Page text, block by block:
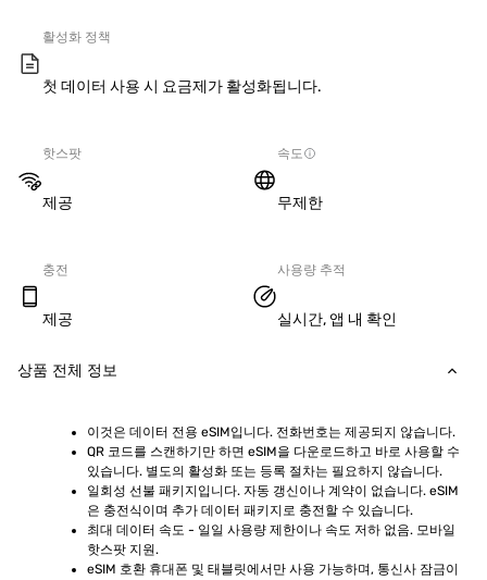
활성화 정책
첫 데이터 사용 시 요금제가 활성화됩니다.
핫스팟
제공
속도
무제한
충전
제공
사용량 추적
실시간, 앱 내 확인
상품 전체 정보
이것은 데이터 전용 eSIM입니다. 전화번호는 제공되지 않습니다.
QR 코드를 스캔하기만 하면 eSIM을 다운로드하고 바로 사용할 수
있습니다. 별도의 활성화 또는 등록 절차는 필요하지 않습니다.
일회성 선불 패키지입니다. 자동 갱신이나 계약이 없습니다. eSIM
은 충전식이며 추가 데이터 패키지로 충전할 수 있습니다.
최대 데이터 속도 - 일일 사용량 제한이나 속도 저하 없음. 모바일
핫스팟 지원.
eSIM 호환 휴대폰 및 태블릿에서만 사용 가능하며, 통신사 잠금이